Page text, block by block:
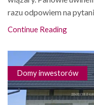
razu odpowiem na
Continue Reading
Domy inwestorów